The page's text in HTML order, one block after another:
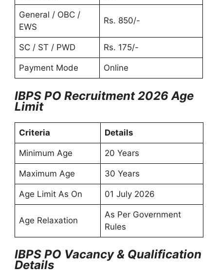
General / OBC /
EWS
Rs. 850/-
SC / ST / PWD Rs. 175/-
Payment Mode Online
IBPS PO Recruitment 2026 Age
Limit
Criteria Details
Minimum Age 20 Years
Maximum Age 30 Years
Age Limit As On 01 July 2026
Age Relaxation
As Per Government
Rules
IBPS PO Vacancy & Qualification
Details